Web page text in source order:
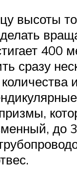
высоты
400
сразу
до